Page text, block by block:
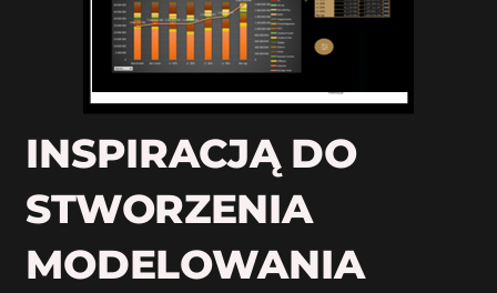
INSPIRACJĄ DO
STWORZENIA
MODELOWANIA